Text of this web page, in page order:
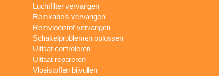
Luchtfilter vervangen
Remkabels vervangen
Remvloeistof vervangen
Schakelproblemen oplossen
Uitlaat controleren
Uitlaat repareren
Vloeistoffen bijvullen